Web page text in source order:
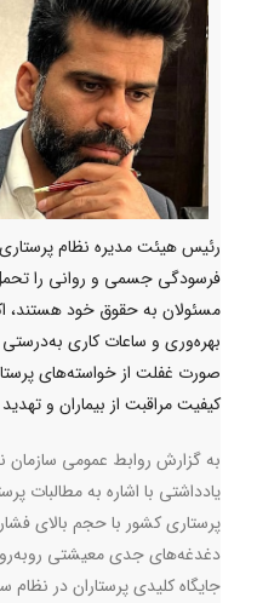
رئیس هیئت مدیره نظام پرستاری
فرسودگی جسمی و روانی را
مسئولان به حقوق خود هستند،
بهره‌وری و ساعات کاری به‌درستی
صورت غفلت از خواسته‌های
کیفیت مراقبت از بیماران و
به گزارش روابط عمومی سازمان
یادداشتی با اشاره به مطالبات
پرستاری کشور با حجم بالای
دغدغه‌های جدی معیشتی
جایگاه کلیدی پرستاران در